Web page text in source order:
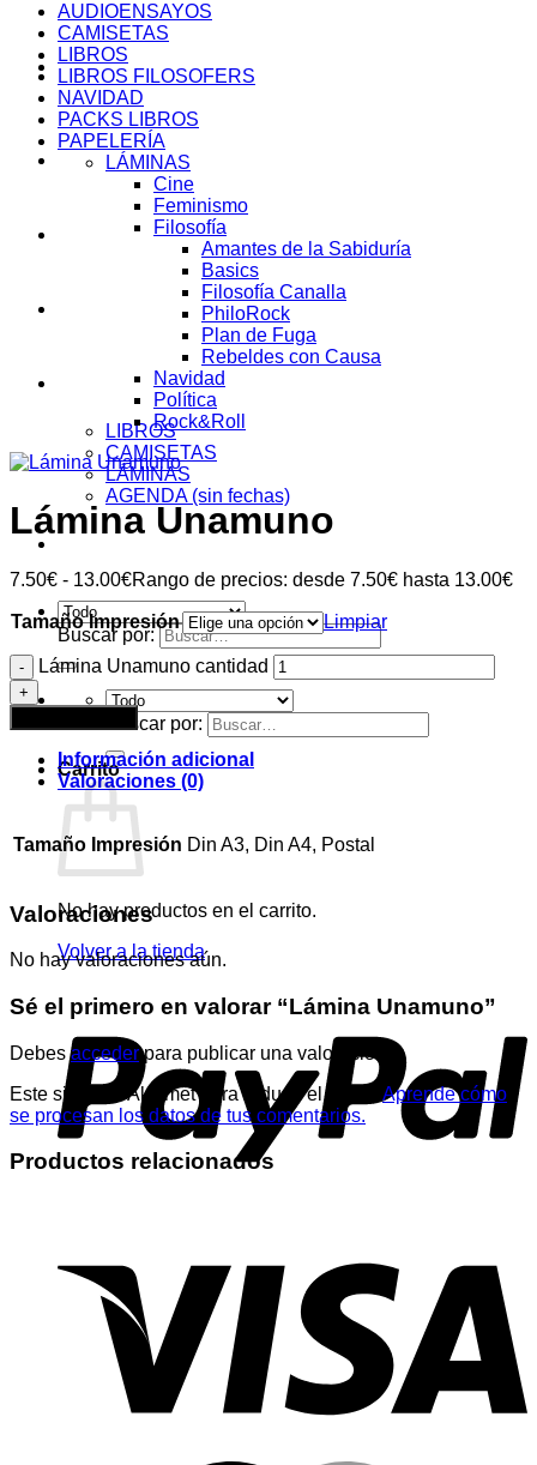
SOBRE MI
AUDIOENSAYOS
LIBROS
CAMISETAS
LÁMINAS
AGENDA (sin fechas)
Buscar por:
Buscar por:
Carrito
No hay productos en el carrito.
Volver a la tienda
AUDIOENSAYOS
CAMISETAS
LIBROS
LIBROS FILOSOFERS
NAVIDAD
PACKS LIBROS
PAPELERÍA
LÁMINAS
Cine
Feminismo
Filosofía
Amantes de la Sabiduría
Basics
Filosofía Canalla
PhiloRock
Plan de Fuga
Rebeldes con Causa
Navidad
Política
Rock&Roll
Lámina Unamuno
7.50€ - 13.00€Rango de precios: desde 7.50€ hasta 13.00€
Tamaño Impresión Limpiar
Lámina Unamuno cantidad
Información adicional
Valoraciones (0)
Tamaño Impresión Din A3, Din A4, Postal
Valoraciones
No hay valoraciones aún.
Sé el primero en valorar “Lámina Unamuno”
Debesaccederpara publicar una valoración.
Este sitio usa Akismet para reducir el spam. Aprende cómo
se procesan los datos de tus comentarios.
Productos relacionados